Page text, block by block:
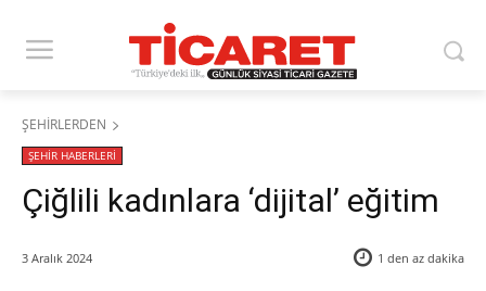
ŞEHİRLERDEN
ŞEHİR HABERLERİ
Çiğlili kadınlara ‘dijital’ eğitim
3 Aralık 2024 1 den az dakika